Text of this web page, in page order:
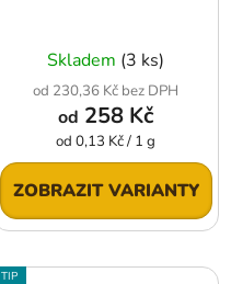
Skladem (3 ks)
od 230,36 Kč bez DPH
od 258 Kč
Měrná
cena:
od 0,13 Kč / 1 g
ZOBRAZIT VARIANTY
TIP